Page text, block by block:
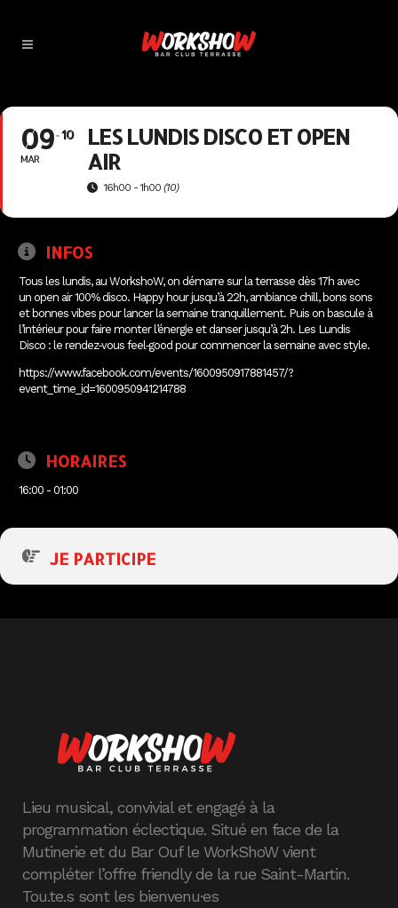
09
MAR
10
LES LUNDIS DISCO ET OPEN
AIR
16h00 - 1h00 (10)
INFOS
Tous les lundis, au WorkshoW, on démarre sur la terrasse dès 17h avec
un open air 100% disco. Happy hour jusqu’à 22h, ambiance chill, bons sons
et bonnes vibes pour lancer la semaine tranquillement. Puis on bascule à
l’intérieur pour faire monter l’énergie et danser jusqu’à 2h. Les Lundis
Disco : le rendez‑vous feel‑good pour commencer la semaine avec style.
https://www.facebook.com/events/1600950917881457/?
event_time_id=1600950941214788
HORAIRES
16:00 - 01:00
JE PARTICIPE
Lieu musical, convivial et engagé à la
programmation éclectique. Situé en face de la
Mutinerie et du Bar Ouf le WorkShoW vient
compléter l’offre friendly de la rue Saint-Martin.
Tou.te.s sont les bienvenu·es